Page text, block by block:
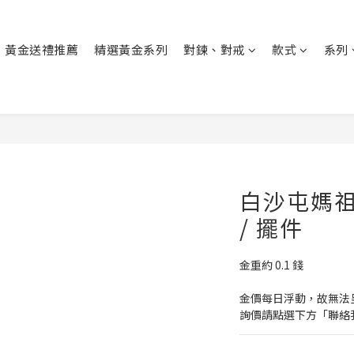
黃金送禮推薦 精選黃金系列 對鍊、對戒 款式 系列
白沙屯媽
/ 擺件
金重約 0.1 錢
金價每日浮動，故無法
詢價請點選下方「聯絡